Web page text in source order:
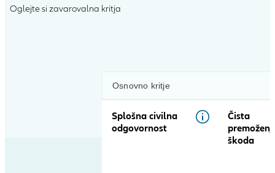
Oglejte si zavarovalna kritja
Osnovno kritje
Splošna civilna
odgovornost
Čista
škoda